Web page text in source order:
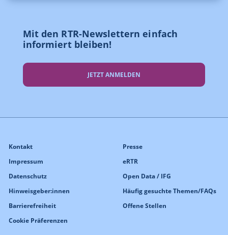
Mit den RTR-Newslettern einfach
informiert bleiben!
JETZT ANMELDEN
Kontakt
Impressum
Datenschutz
Hinweisgeber:innen
Barrierefreiheit
Cookie Präferenzen
Presse
eRTR
Open Data / IFG
Häufig gesuchte Themen/FAQs
Offene Stellen